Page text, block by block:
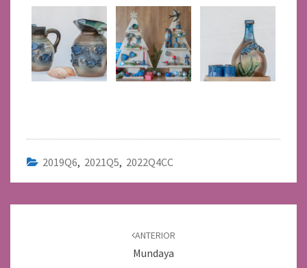
2019Q6, 2021Q5, 2022Q4CC
ANTERIOR
Mundaya